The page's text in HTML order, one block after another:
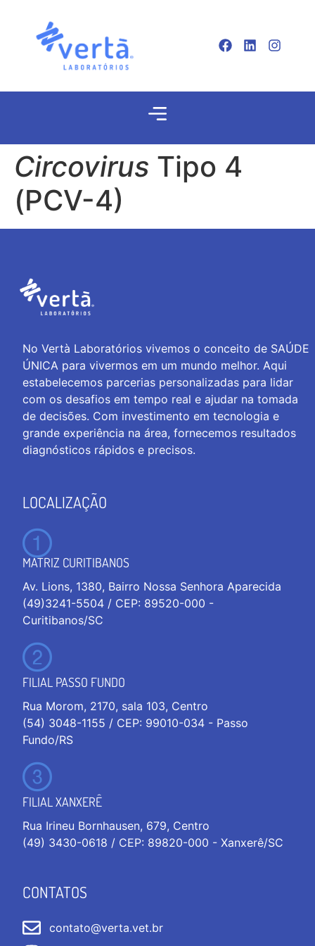
Circovirus Tipo 4
(PCV-4)
No Vertà Laboratórios vivemos o conceito de SAÚDE
ÚNICA para vivermos em um mundo melhor. Aqui
estabelecemos parcerias personalizadas para lidar
com os desafios em tempo real e ajudar na tomada
de decisões. Com investimento em tecnologia e
grande experiência na área, fornecemos resultados
diagnósticos rápidos e precisos.
LOCALIZAÇÃO
MATRIZ CURITIBANOS
Av. Lions, 1380, Bairro Nossa Senhora Aparecida
(49)3241-5504 / CEP: 89520-000 -
Curitibanos/SC
FILIAL PASSO FUNDO
Rua Morom, 2170, sala 103, Centro
(54) 3048-1155 / CEP: 99010-034 - Passo
Fundo/RS
FILIAL XANXERÊ
Rua Irineu Bornhausen, 679, Centro
(49) 3430-0618 / CEP: 89820-000 - Xanxerê/SC
CONTATOS
contato@verta.vet.br